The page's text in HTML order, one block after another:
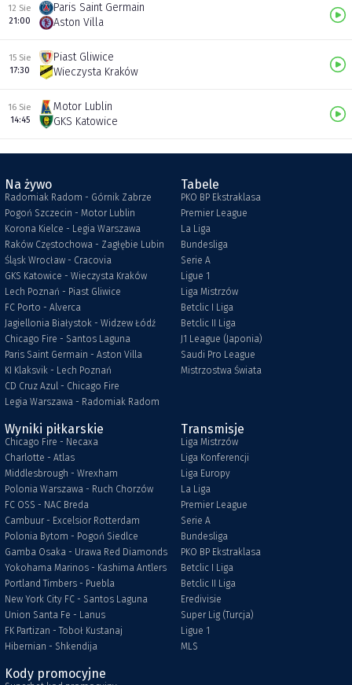
12 Sie
21:00
Paris Saint Germain
Aston Villa
15 Sie
17:30
Piast Gliwice
Wieczysta Kraków
16 Sie
14:45
Motor Lublin
GKS Katowice
Na żywo
Radomiak Radom - Górnik Zabrze
Pogoń Szczecin - Motor Lublin
Korona Kielce - Legia Warszawa
Raków Częstochowa - Zagłębie Lubin
Śląsk Wrocław - Cracovia
GKS Katowice - Wieczysta Kraków
Lech Poznań - Piast Gliwice
FC Porto - Alverca
Jagiellonia Białystok - Widzew Łódź
Chicago Fire - Santos Laguna
Paris Saint Germain - Aston Villa
KI Klaksvik - Lech Poznań
CD Cruz Azul - Chicago Fire
Legia Warszawa - Radomiak Radom
Tabele
PKO BP Ekstraklasa
Premier League
La Liga
Bundesliga
Serie A
Ligue 1
Liga Mistrzów
Betclic I Liga
Betclic II Liga
J1 League (Japonia)
Saudi Pro League
Mistrzostwa Świata
Wyniki piłkarskie
Chicago Fire - Necaxa
Charlotte - Atlas
Middlesbrough - Wrexham
Polonia Warszawa - Ruch Chorzów
FC OSS - NAC Breda
Cambuur - Excelsior Rotterdam
Polonia Bytom - Pogoń Siedlce
Gamba Osaka - Urawa Red Diamonds
Yokohama Marinos - Kashima Antlers
Portland Timbers - Puebla
New York City FC - Santos Laguna
Union Santa Fe - Lanus
FK Partizan - Toboł Kustanaj
Hibernian - Shkendija
Transmisje
Liga Mistrzów
Liga Konferencji
Liga Europy
La Liga
Premier League
Serie A
Bundesliga
PKO BP Ekstraklasa
Betclic I Liga
Betclic II Liga
Eredivisie
Super Lig (Turcja)
Ligue 1
MLS
Kody promocyjne